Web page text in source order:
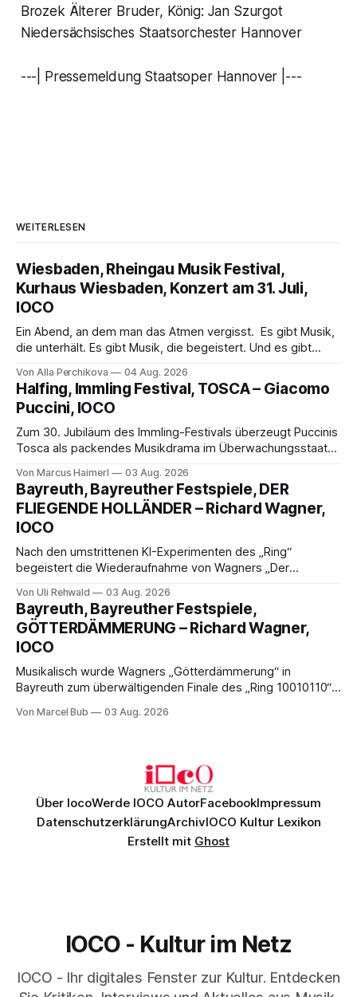
Brozek Älterer Bruder, König: Jan Szurgot
Niedersächsisches Staatsorchester Hannover
---| Pressemeldung Staatsoper Hannover |---
WEITERLESEN
Wiesbaden, Rheingau Musik Festival,
Kurhaus Wiesbaden, Konzert am 31. Juli,
IOCO
Ein Abend, an dem man das Atmen vergisst. Es gibt Musik,
die unterhält. Es gibt Musik, die begeistert. Und es gibt
Genau so war der Abend im Kurhaus Wiesbaden, an dem
Johannes Brahms’ Erstes Klavierkonzert d-Moll op. 15 mit
Daniil
Von Alla Perchikova 04 Aug. 2026
Halfing, Immling Festival, TOSCA – Giacomo
Puccini, IOCO
Zum 30. Jubiläum des Immling-Festivals überzeugt Puccinis
Tosca als packendes Musikdrama im Überwachungsstaat
spannend und werkgetreu, getragen von starken Solisten,
eindrucksvollen Projektionen und einer klangvollen
musikalischen Leitung.
Von Marcus Haimerl 03 Aug. 2026
Bayreuth, Bayreuther Festspiele, DER
FLIEGENDE HOLLÄNDER – Richard Wagner,
IOCO
Nach den umstrittenen KI-Experimenten des „Ring“
begeistert die Wiederaufnahme von Wagners „Der
Musik und einem neuen Traumpaar: Elisabeth Teige und
Nicholas Brownlee sorgen für einen der Höhepunkte der
Bayreuther Festspiele 2026.
Von Uli Rehwald 03 Aug. 2026
Bayreuth, Bayreuther Festspiele,
GÖTTERDÄMMERUNG – Richard Wagner,
IOCO
Musikalisch wurde Wagners „Götterdämmerung“ in
Bayreuth zum überwältigenden Finale des „Ring 10010110“:
exzellentes Sängerensemble begeisterten. Die KI-geprägte
Von Marcel Bub 03 Aug. 2026
Über IocoWerde IOCO AutorFacebookImpressum
DatenschutzerklärungArchivIOCO Kultur Lexikon
Erstellt mit Ghost
IOCO - Kultur im Netz
IOCO - Ihr digitales Fenster zur Kultur. Entdecken